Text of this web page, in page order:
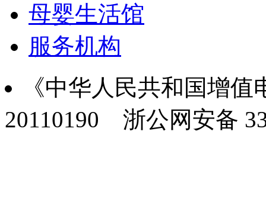
母婴生活馆
服务机构
《中华人民共和国增
20110190 浙公网安备